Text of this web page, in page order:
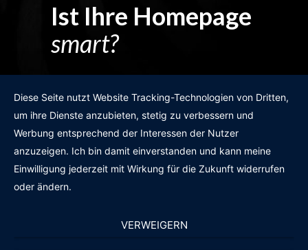
Ist Ihre Homepage
smart?
GRATIS WEBSITE-CHECK
Diese Seite nutzt Website Tracking-Technologien von Dritten,
um ihre Dienste anzubieten, stetig zu verbessern und
Werbung entsprechend der Interessen der Nutzer
anzuzeigen. Ich bin damit einverstanden und kann meine
Einwilligung jederzeit mit Wirkung für die Zukunft widerrufen
oder ändern.
VERWEIGERN